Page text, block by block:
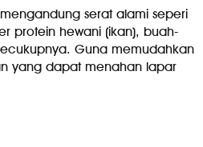
serat alami seperi
protein hewani (ikan), buah-
Guna memudahkan
yang dapat menahan lapar